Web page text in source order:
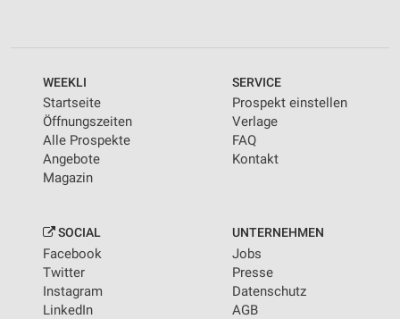
WEEKLI
Startseite
Öffnungszeiten
Alle Prospekte
Angebote
Magazin
SERVICE
Prospekt einstellen
Verlage
FAQ
Kontakt
SOCIAL
Facebook
Twitter
Instagram
LinkedIn
UNTERNEHMEN
Jobs
Presse
Datenschutz
AGB